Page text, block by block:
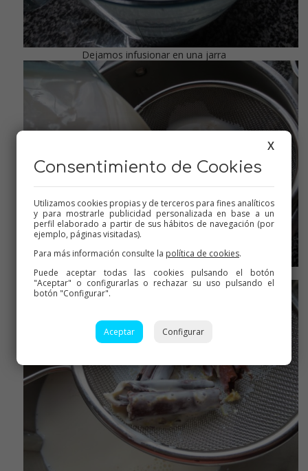
Dejamos infusionar en una jarra
Colamos y de nuevo al vaso
X
Consentimiento de Cookies
Utilizamos cookies propias y de terceros para fines analíticos
y para mostrarle publicidad personalizada en base a un
perfil elaborado a partir de sus hábitos de navegación (por
ejemplo, páginas visitadas).
Para más información consulte la política de cookies.
Puede aceptar todas las cookies pulsando el botón
"Aceptar" o configurarlas o rechazar su uso pulsando el
botón "Configurar".
Aceptar Configurar